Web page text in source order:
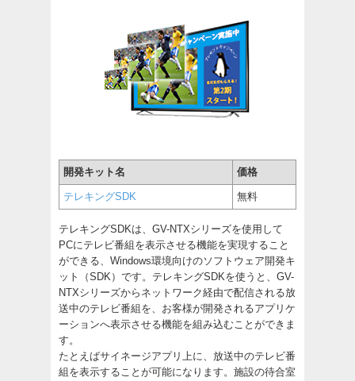
開発キット名 価格
テレキングSDK 無料
テレキングSDKは、GV-NTXシリーズを使用して
PCにテレビ番組を表示させる機能を実現すること
ができる、Windows環境向けのソフトウェア開発キ
ット（SDK）です。テレキングSDKを使うと、GV-
NTXシリーズからネットワーク経由で配信される放
送中のテレビ番組を、お客様が開発されるアプリケ
ーションへ表示させる機能を組み込むことができま
す。
たとえばサイネージアプリ上に、放送中のテレビ番
組を表示することが可能になります。施設の待合室